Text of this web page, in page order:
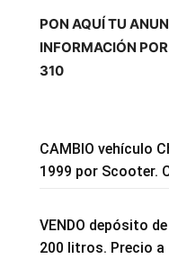
PON AQUÍ TU
INFORMACIÓN
310
CAMBIO vehículo
1999 por Scooter.
VENDO depósito
200 litros. Precio a